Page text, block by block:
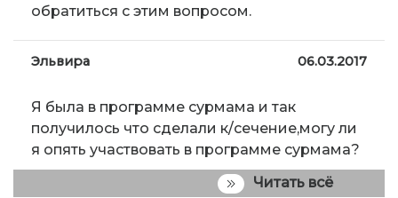
обратиться с этим вопросом.
Эльвира 06.03.2017
Я была в программе сурмама и так
получилось что сделали к/сечение,могу ли
я опять участвовать в программе сурмама?
Читать всё